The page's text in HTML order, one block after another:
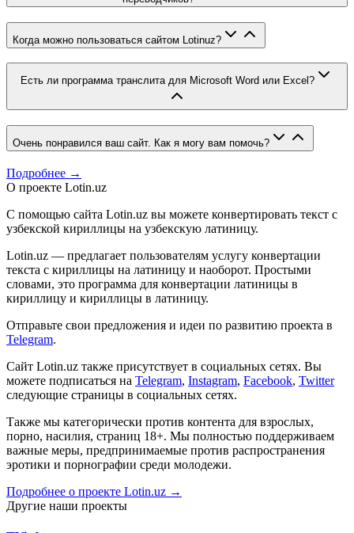
Когда можно пользоваться сайтом Lotinuz?
Есть ли программа транслита для Microsoft Word или Excel?
Очень понравился ваш сайт. Как я могу вам помочь?
Подробнее →
О проекте Lotin.uz
С помощью сайта Lotin.uz вы можете конвертировать текст с
узбекской кириллицы на узбекскую латиницу.
Lotin.uz — предлагает пользователям услугу конвертации
текста с кириллицы на латиницу и наоборот. Простыми
словами, это программа для конвертации латиницы в
кириллицу и кириллицы в латиницу.
Отправьте свои предложения и идеи по развитию проекта в
Telegram.
Сайт Lotin.uz также присутствует в социальных сетях. Вы
можете подписаться на Telegram, Instagram, Facebook, Twitter
следующие страницы в социальных сетях.
Также мы категорически против контента для взрослых,
порно, насилия, страниц 18+. Мы полностью поддерживаем
важные меры, предпринимаемые против распространения
эротики и порнографии среди молодежи.
Подробнее о проекте Lotin.uz →
Другие наши проекты